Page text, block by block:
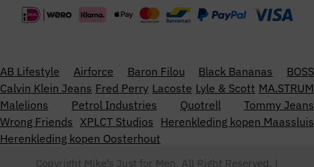
AB Lifestyle Airforce Baron Filou Black Bananas
BOSS
Calvin Klein Jeans Fred Perry Lacoste Lyle & Scott MA.STRUM
Malelions
Petrol Industries Quotrell
Tommy Jeans
Wrong Friends XPLCT Studios Herenkleding kopen Maassluis
Herenkleding kopen Oosterhout
Copyright Mike’s Just for Men. All Right Reserved. |